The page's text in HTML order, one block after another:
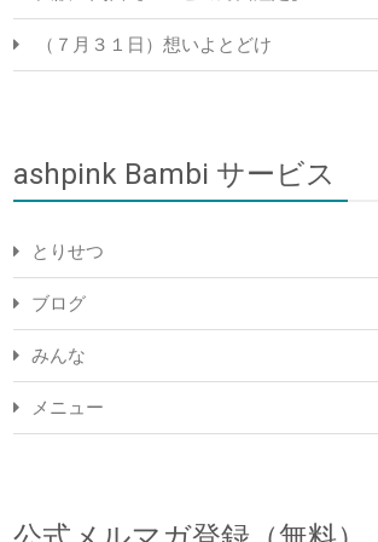
（７月３１日）想いよとどけ
ashpink Bambi サービス
とりせつ
ブログ
みんな
メニュー